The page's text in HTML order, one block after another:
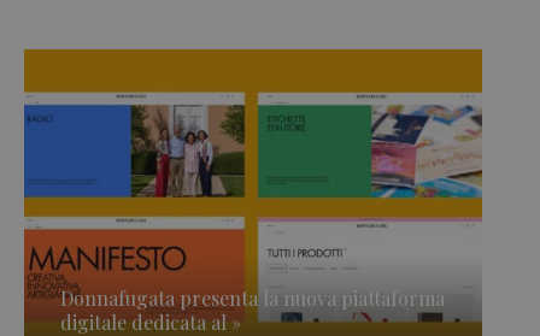
Donnafugata presenta la nuova piattaforma
digitale dedicata al »